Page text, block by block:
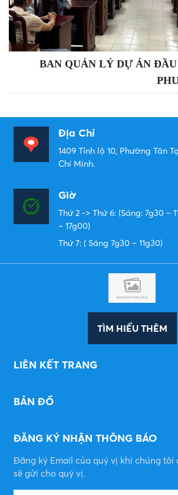
BAN QUẢN LÝ DỰ ÁN
Địa Chỉ
1409 Tỉnh lộ 10, Phường Tân
Chí Minh.
Giờ
Thứ 2 -> Thứ 6: (Sáng: 7g30 –
– 17g00)
Thứ 7: ( Sáng 7g30 – 11g30)
TÌM HIỂU THÊM
LIÊN KẾT TRANG
BẢN ĐỒ
ĐĂNG KÝ NHẬN THÔNG BÁO
Đăng ký Email của quý vị khi chúng tôi
sẽ gửi cho quý vị.